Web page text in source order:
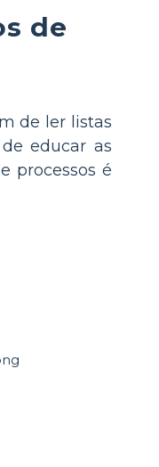
de
de ler listas
educar as
processos é